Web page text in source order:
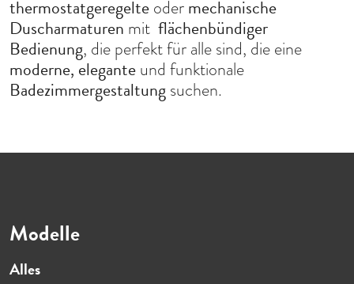
thermostatgeregelteodermechanische
Duscharmaturen mit flächenbündiger
Bedienung, die perfekt für alle sind, die eine
moderne, eleganteund funktionale
Badezimmergestaltungsuchen.
Modelle
Alles